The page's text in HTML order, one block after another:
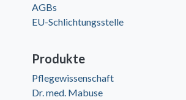
AGBs
EU-Schlichtungsstelle
Produkte
Pflegewissenschaft
Dr. med. Mabuse